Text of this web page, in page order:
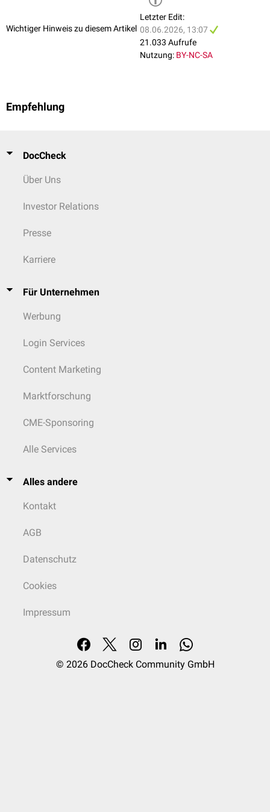
Wichtiger Hinweis zu diesem Artikel
Letzter Edit:
08.06.2026, 13:07
21.033 Aufrufe
Nutzung: BY-NC-SA
Empfehlung
DocCheck
Über Uns
Investor Relations
Presse
Karriere
Für Unternehmen
Werbung
Login Services
Content Marketing
Marktforschung
CME-Sponsoring
Alle Services
Alles andere
Kontakt
AGB
Datenschutz
Cookies
Impressum
© 2026 DocCheck Community GmbH